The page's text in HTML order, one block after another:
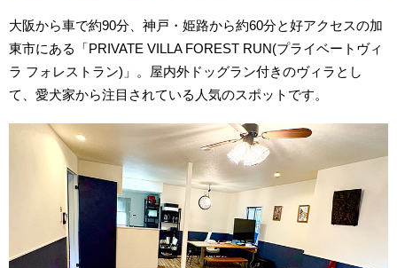
大阪から車で約90分、神戸・姫路から約60分と好アクセスの加
東市にある「PRIVATE VILLA FOREST RUN(プライベートヴィ
ラ フォレストラン)」。屋内外ドッグラン付きのヴィラとし
て、愛犬家から注目されている人気のスポットです。